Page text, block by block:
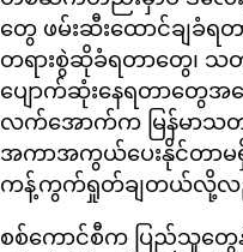
တွေ ဖမ်းဆီးထောင်ချခံရ
တရားစွဲဆိုခံရတာတွေ၊
ပျောက်ဆုံးနေရတာတွေအပ
လက်အောက်က မြန်မာသတ
အကာအကွယ်ပေးနိုင်တာမ
ကန့်ကွက်ရှုတ်ချတယ်လို့လည်
စစ်ကောင်စီက ပြည်သူတွ